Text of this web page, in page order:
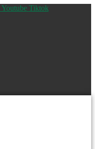
Youtube Tiktok